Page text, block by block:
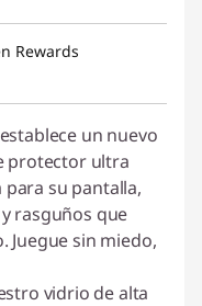
Rewards
un nuevo
protector ultra
su pantalla,
rasguños que
sin miedo,
vidrio de alta